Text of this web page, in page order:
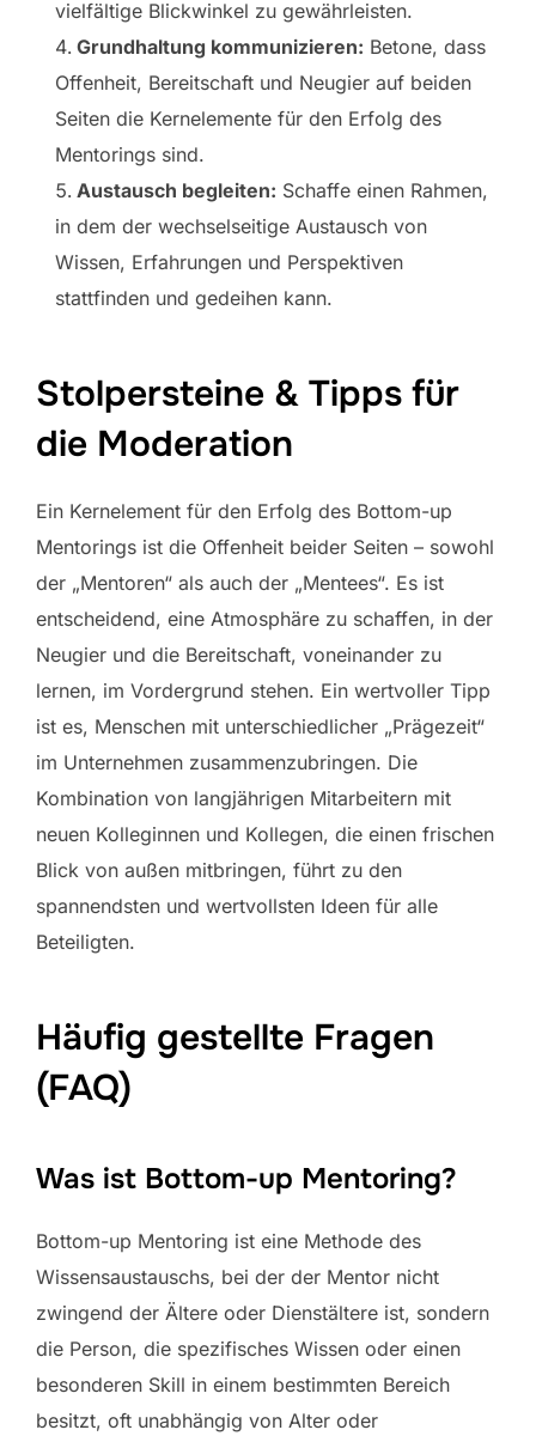
vielfältige Blickwinkel zu gewährleisten.
Grundhaltung kommunizieren: Betone, dass
Offenheit, Bereitschaft und Neugier auf beiden
Seiten die Kernelemente für den Erfolg des
Mentorings sind.
Austausch begleiten: Schaffe einen Rahmen,
in dem der wechselseitige Austausch von
Wissen, Erfahrungen und Perspektiven
stattfinden und gedeihen kann.
Stolpersteine & Tipps für
die Moderation
Ein Kernelement für den Erfolg des Bottom-up
Mentorings ist die Offenheit beider Seiten – sowohl
der „Mentoren“ als auch der „Mentees“. Es ist
entscheidend, eine Atmosphäre zu schaffen, in der
Neugier und die Bereitschaft, voneinander zu
lernen, im Vordergrund stehen. Ein wertvoller Tipp
ist es, Menschen mit unterschiedlicher „Prägezeit“
im Unternehmen zusammenzubringen. Die
Kombination von langjährigen Mitarbeitern mit
neuen Kolleginnen und Kollegen, die einen frischen
Blick von außen mitbringen, führt zu den
spannendsten und wertvollsten Ideen für alle
Beteiligten.
Häufig gestellte Fragen
(FAQ)
Was ist Bottom-up Mentoring?
Bottom-up Mentoring ist eine Methode des
Wissensaustauschs, bei der der Mentor nicht
zwingend der Ältere oder Dienstältere ist, sondern
die Person, die spezifisches Wissen oder einen
besonderen Skill in einem bestimmten Bereich
besitzt, oft unabhängig von Alter oder